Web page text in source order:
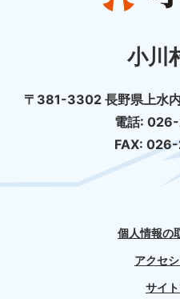
小川
〒381-3302 長野県上水
電話:
FAX:
個人情報の
アクセ
サイ